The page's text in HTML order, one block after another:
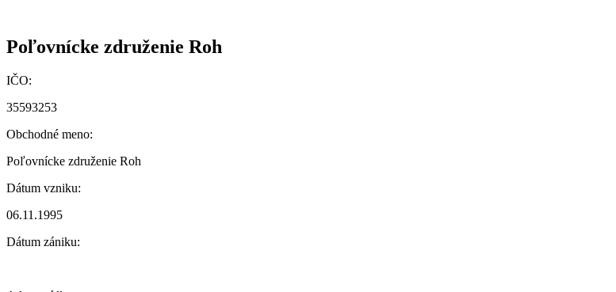
Poľovnícke združenie Roh
IČO:
35593253
Obchodné meno:
Poľovnícke združenie Roh
Dátum vzniku:
06.11.1995
Dátum zániku: